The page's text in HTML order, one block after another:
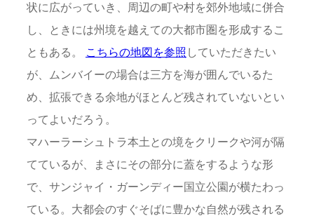
状に広がっていき、周辺の町や村を郊外地域に併合
し、ときには州境を越えての大都市圏を形成するこ
ともある。
こちらの地図を参照 していただきたい
が、ムンバイーの場合は三方を海が囲んでいるた
め、拡張できる余地がほとんど残されていないとい
ってよいだろう。
マハーラーシュトラ本土との境をクリークや河が隔
てているが、まさにその部分に蓋をするような形
で、サンジャイ・ガーンディー国立公園が横たわっ
ている。大都会のすぐそばに豊かな自然が残される